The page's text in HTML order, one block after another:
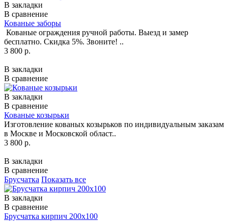
В закладки
В сравнение
Кованые заборы
Кованые ограждения ручной работы. Выезд и замер
бесплатно. Скидка 5%. Звоните! ..
3 800 р.
В закладки
В сравнение
В закладки
В сравнение
Кованые козырьки
Изготовление кованых козырьков по индивидуальным заказам
в Москве и Московской област..
3 800 р.
В закладки
В сравнение
Брусчатка Показать все
В закладки
В сравнение
Брусчатка кирпич 200x100